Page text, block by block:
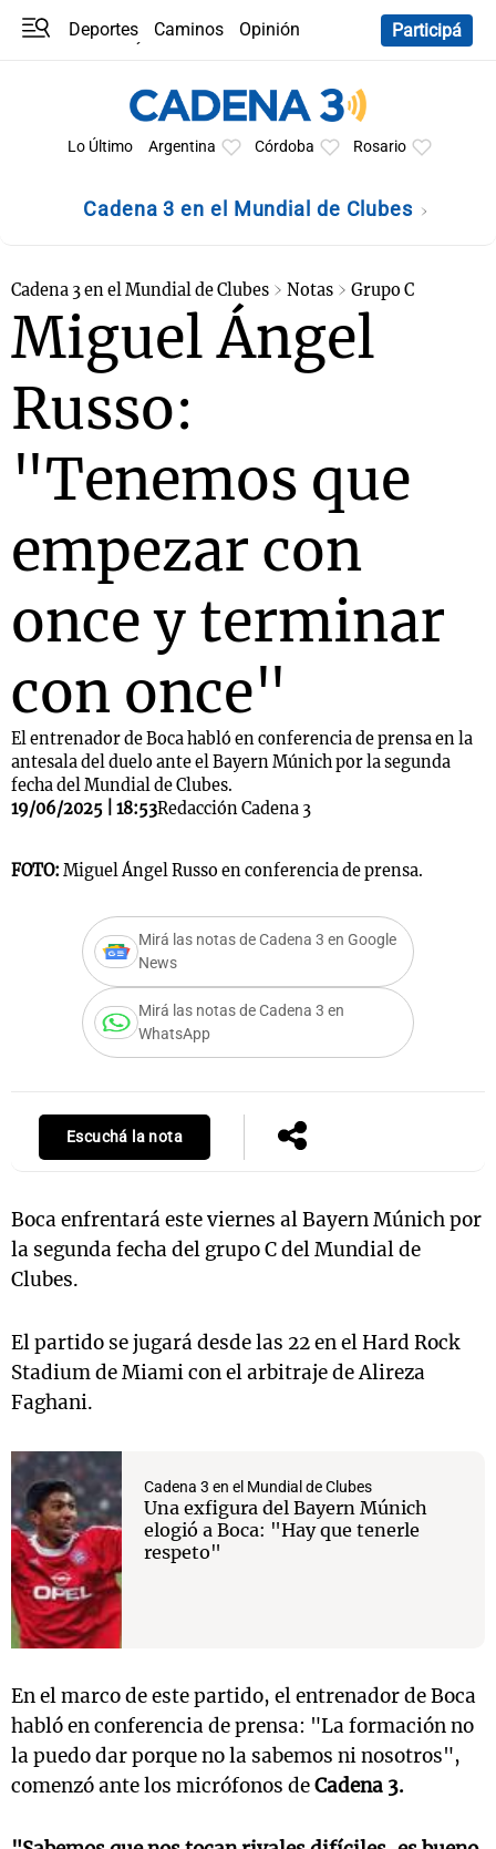
Deportes Caminos
Opinión
Participá
Lo Último Argentina Córdoba Rosario
Cadena 3 en el Mundial de Clubes
Cadena 3 en el Mundial de Clubes Notas Grupo C
Miguel Ángel
Russo:
"Tenemos que
empezar con
once y terminar
con once"
El entrenador de Boca habló en conferencia de prensa en la
antesala del duelo ante el Bayern Múnich por la segunda
fecha del Mundial de Clubes.
19/06/2025 | 18:53Redacción Cadena 3
FOTO: Miguel Ángel Russo en conferencia de prensa.
Mirá las notas de Cadena 3 en Google
News
Mirá las notas de Cadena 3 en
WhatsApp
Escuchá la nota
Boca enfrentará este viernes al Bayern Múnich por
la segunda fecha del grupo C del Mundial de
Clubes.
El partido se jugará desde las 22 en el Hard Rock
Stadium de Miami con el arbitraje de Alireza
Faghani.
Cadena 3 en el Mundial de Clubes
Una exfigura del Bayern Múnich
elogió a Boca: "Hay que tenerle
respeto"
En el marco de este partido, el entrenador de Boca
habló en conferencia de prensa: "La formación no
la puedo dar porque no la sabemos ni nosotros",
comenzó ante los micrófonos deCadena 3.
Notas
Mundial 2026